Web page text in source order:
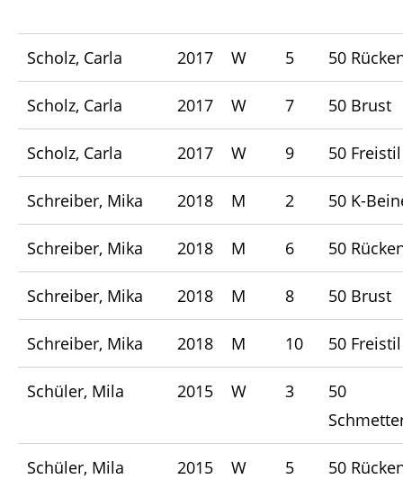
Scholz, Carla 2017 W 5 50
Scholz, Carla 2017 W 7 50 Brust
Scholz, Carla 2017 W 9 50 Freistil
Schreiber, Mika 2018 M 2 50 K-
Schreiber, Mika 2018 M 6 50
Schreiber, Mika 2018 M 8 50 Brust
Schreiber, Mika 2018 M 10 50 Freistil
Schüler, Mila 2015 W 3
50
Schüler, Mila 2015 W 5 50